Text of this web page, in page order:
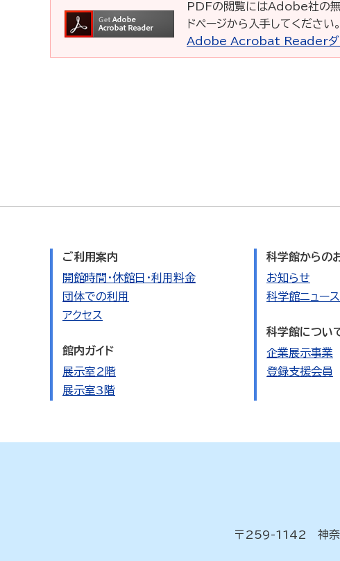
PDFの閲覧にはAdobe社の
ドページから入手してください。
Adobe Acrobat Readerダ
ご利用案内
開館時間・休館日・利用料金
団体での利用
アクセス
館内ガイド
展示室2階
展示室3階
科学館からの
お知らせ
科学館ニュース
科学館につい
企業展示事業
登録支援会員
〒259-1142 神奈